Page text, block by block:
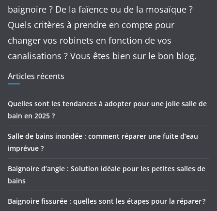
baignoire ? De la faïence ou de la mosaïque ?
Quels critères à prendre en compte pour
changer vos robinets en fonction de vos
canalisations ? Vous êtes bien sur le bon blog.
Articles récents
Quelles sont les tendances à adopter pour une jolie salle de
bain en 2025 ?
Salle de bains inondée : comment réparer une fuite d’eau
imprévue ?
Baignoire d’angle : Solution idéale pour les petites salles de
bains
Baignoire fissurée : quelles sont les étapes pour la réparer ?